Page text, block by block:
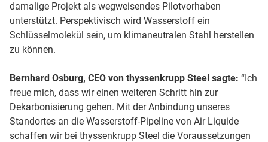
damalige Projekt als wegweisendes Pilotvorhaben
unterstützt. Perspektivisch wird Wasserstoff ein
Schlüsselmolekül sein, um klimaneutralen Stahl herstellen
zu können.
Bernhard Osburg, CEO von thyssenkrupp Steel sagte: “Ich
freue mich, dass wir einen weiteren Schritt hin zur
Dekarbonisierung gehen. Mit der Anbindung unseres
Standortes an die Wasserstoff-Pipeline von Air Liquide
schaffen wir bei thyssenkrupp Steel die Voraussetzungen